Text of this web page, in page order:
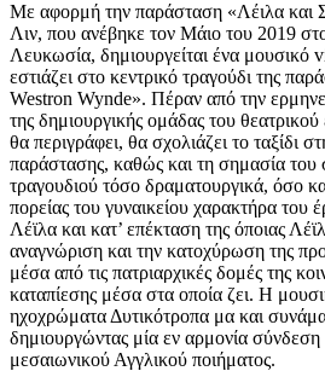
Με αφορμή την παράσταση «Λέιλα και
Λιν, που ανέβηκε τον Μάιο του 2019
Λευκωσία, δημιουργείται ένα μουσικό
εστιάζει στο κεντρικό τραγούδι της
Westron Wynde». Πέραν από την
της δημιουργικής ομάδας του
θα περιγράφει, θα σχολιάζει το ταξίδι
παράστασης, καθώς και τη σημασία του
τραγουδιού τόσο δραματουργικά, όσο
πορείας του γυναικείου χαρακτήρα του
Λέϊλα και κατ’ επέκταση της όποιας
αναγνώριση και την κατοχύρωση της
μέσα από τις πατριαρχικές δομές της
καταπίεσης μέσα στα οποία ζει. Η
ηχοχρώματα Δυτικότροπα μα και
δημιουργώντας μία εν αρμονία σύνδεση
μεσαιωνικού Αγγλικού ποιήματος.